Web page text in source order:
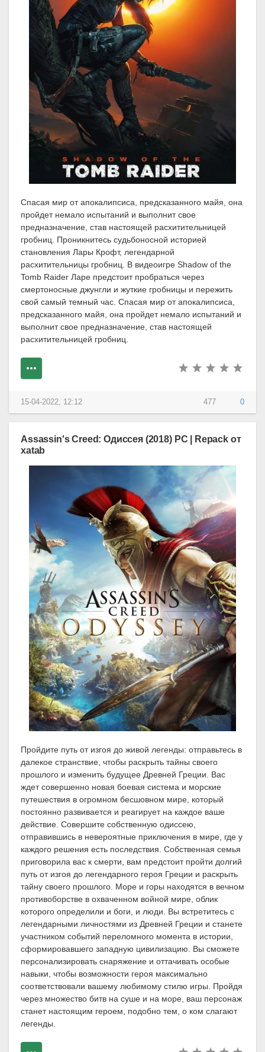
Спасая мир от апокалипсиса, предсказанного майя, она
пройдет немало испытаний и выполнит свое
предназначение, став настоящей расхитительницей
гробниц. Проникнитесь судьбоносной историей
становления Лары Крофт, легендарной
расхитительницы гробниц. В видеоигре Shadow of the
Tomb Raider Ларе предстоит пробраться через
смертоносные джунгли и жуткие гробницы и пережить
свой самый темный час. Спасая мир от апокалипсиса,
предсказанного майя, она пройдет немало испытаний и
выполнит свое предназначение, став настоящей
расхитительницей гробниц.
477 0
15-04-2022, 12:12
Assassin's Creed: Одиссея (2018) PC | Repack от
xatab
Пройдите путь от изгоя до живой легенды: отправьтесь в
далекое странствие, чтобы раскрыть тайны своего
прошлого и изменить будущее Древней Греции. Вас
ждет совершенно новая боевая система и морские
путешествия в огромном бесшовном мире, который
постоянно развивается и реагирует на каждое ваше
действие. Совершите собственную одиссею,
отправившись в невероятные приключения в мире, где у
каждого решения есть последствия. Собственная семья
приговорила вас к смерти, вам предстоит пройти долгий
путь от изгоя до легендарного героя Греции и раскрыть
тайну своего прошлого. Море и горы находятся в вечном
противоборстве в охваченном войной мире, облик
которого определили и боги, и люди. Вы встретитесь с
легендарными личностями из Древней Греции и станете
участником событий переломного момента в истории,
сформировавшего западную цивилизацию. Вы сможете
персонализировать снаряжение и оттачивать особые
навыки, чтобы возможности героя максимально
соответствовали вашему любимому стилю игры. Пройдя
через множество битв на суше и на море, ваш персонаж
станет настоящим героем, подобно тем, о ком слагают
легенды.